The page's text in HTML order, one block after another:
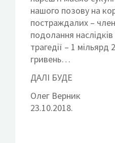
нашого позову на
постраждалих –
подолання наслідків
трагедії – 1 мільярд
гривень…
ДАЛІ БУДЕ
Олег Верник
23.10.2018.